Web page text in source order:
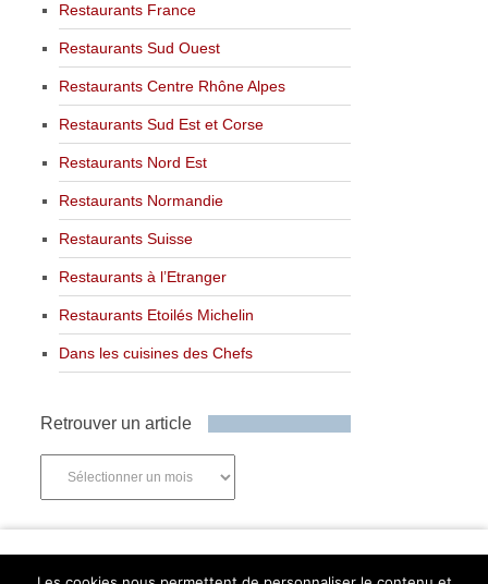
Restaurants France
Restaurants Sud Ouest
Restaurants Centre Rhône Alpes
Restaurants Sud Est et Corse
Restaurants Nord Est
Restaurants Normandie
Restaurants Suisse
Restaurants à l’Etranger
Restaurants Etoilés Michelin
Dans les cuisines des Chefs
Retrouver un article